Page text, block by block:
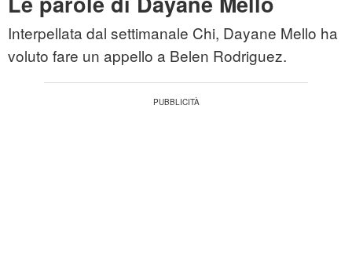
Interpellata dal settimanale Chi, Dayane Mello ha
voluto fare un appello a Belen Rodriguez.